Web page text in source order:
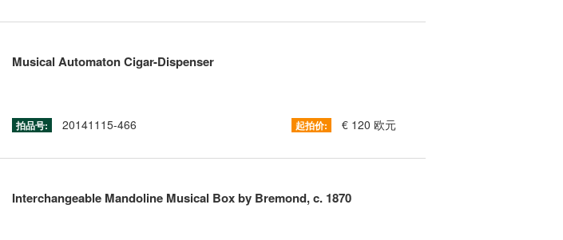
Musical Automaton Cigar-Dispenser
拍品号: 20141115-466 起拍价: € 120 欧元
Interchangeable Mandoline Musical Box by Bremond, c. 1870